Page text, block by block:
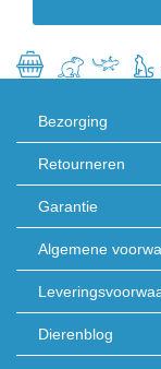
Bezorging
Retourneren
Garantie
Algemene
Dierenblog